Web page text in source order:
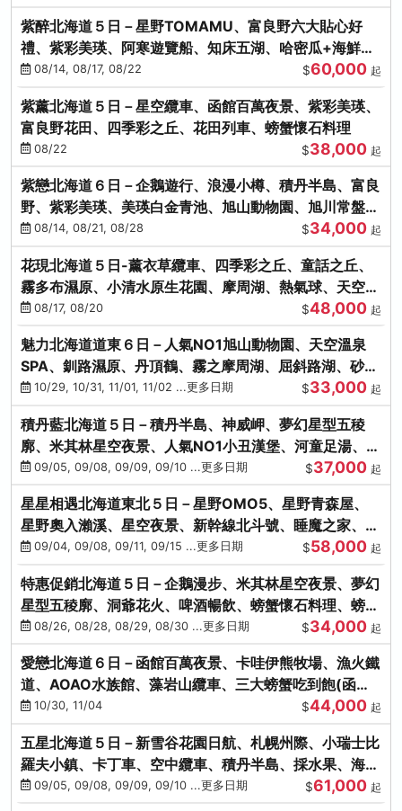
紫醉北海道５日－星野TOMAMU、富良野六大貼心好
禮、紫彩美瑛、阿寒遊覽船、知床五湖、哈密瓜+海鮮和
牛螃蟹吃到飽
08/14, 08/17, 08/22 $60,000 起
紫薰北海道５日－星空纜車、函館百萬夜景、紫彩美瑛、
富良野花田、四季彩之丘、花田列車、螃蟹懷石料理
08/22 $38,000 起
紫戀北海道６日－企鵝遊行、浪漫小樽、積丹半島、富良
野、紫彩美瑛、美瑛白金青池、旭山動物園、旭川常盤旋
轉塔08/14, 08/21, 08/28 $34,000 起
花現北海道５日-薰衣草纜車、四季彩之丘、童話之丘、
霧多布濕原、小清水原生花園、摩周湖、熱氣球、天空溫
泉SPA、螃蟹吃到飽
08/17, 08/20 $48,000 起
魅力北海道道東６日－人氣NO1旭山動物園、天空溫泉
SPA、釧路濕原、丹頂鶴、霧之摩周湖、屈斜路湖、砂湯
體驗10/29, 10/31, 11/01, 11/02 ...更多日期 $33,000 起
積丹藍北海道５日－積丹半島、神威岬、夢幻星型五稜
廓、米其林星空夜景、人氣NO1小丑漢堡、河童足湯、奇
幻燈遊步道、璀璨溪谷
09/05, 09/08, 09/09, 09/10 ...更多日期 $37,000 起
星星相遇北海道東北５日－星野OMO5、星野青森屋、
星野奧入瀨溪、星空夜景、新幹線北斗號、睡魔之家、十
和田湖(不進免稅店)
09/04, 09/08, 09/11, 09/15 ...更多日期 $58,000 起
特惠促銷北海道５日－企鵝漫步、米其林星空夜景、夢幻
星型五稜廓、洞爺花火、啤酒暢飲、螃蟹懷石料理、螃蟹
吃到飽
08/26, 08/28, 08/29, 08/30 ...更多日期 $34,000 起
愛戀北海道６日－函館百萬夜景、卡哇伊熊牧場、漁火鐵
道、AOAO水族館、藻岩山纜車、三大螃蟹吃到飽(函館/
千歲)
10/30, 11/04 $44,000 起
五星北海道５日－新雪谷花園日航、札幌州際、小瑞士比
羅夫小鎮、卡丁車、空中纜車、積丹半島、採水果、海鮮
和牛螃蟹放題
09/05, 09/08, 09/09, 09/10 ...更多日期 $61,000 起